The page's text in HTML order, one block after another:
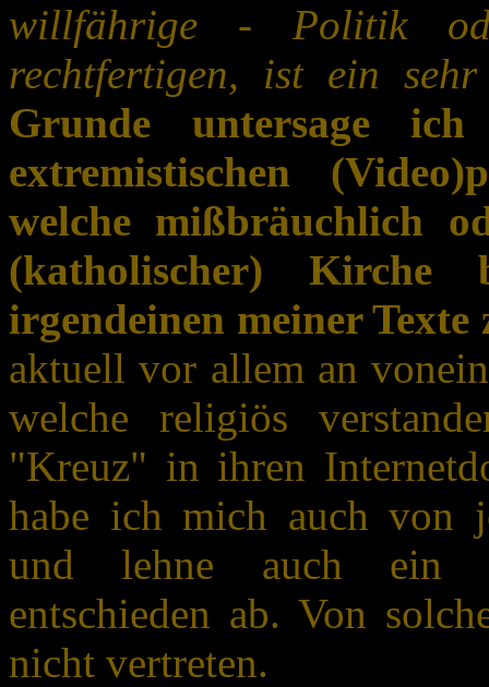
willfährige - Politik
rechtfertigen, ist ein
Grunde untersage ich
extremistischen
welche mißbräuchlich
(katholischer) Kirche
irgendeinen meiner Texte
aktuell vor allem an
welche religiös
"Kreuz" in ihren
habe ich mich auch von
und lehne auch ein
entschieden ab. Von
nicht vertreten.